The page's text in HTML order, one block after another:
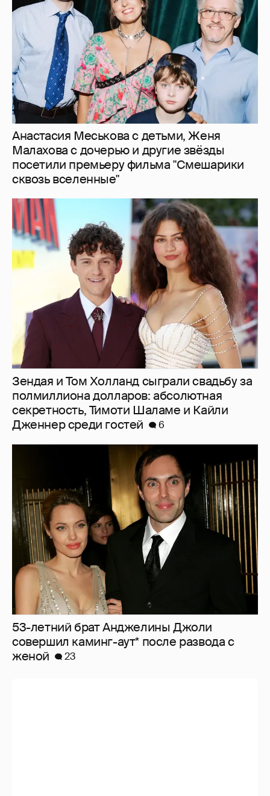
Анастасия Меськова с детьми, Женя
Малахова с дочерью и другие звёзды
посетили премьеру фильма "Смешарики
сквозь вселенные"
Зендая и Том Холланд сыграли свадьбу за
полмиллиона долларов: абсолютная
секретность, Тимоти Шаламе и Кайли
Дженнер среди гостей
6
53-летний брат Анджелины Джоли
совершил каминг-аут* после развода с
женой
23